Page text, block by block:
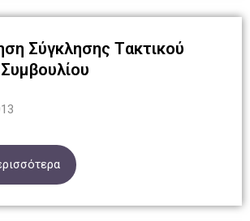
Σύγκλησης Tακτικού